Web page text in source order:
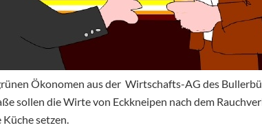
Ökonomen aus der Wirtschafts-AG des
sollen die Wirte von Eckkneipen nach dem
setzen.